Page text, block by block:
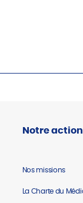
Notre action
Nos missions
La Charte du